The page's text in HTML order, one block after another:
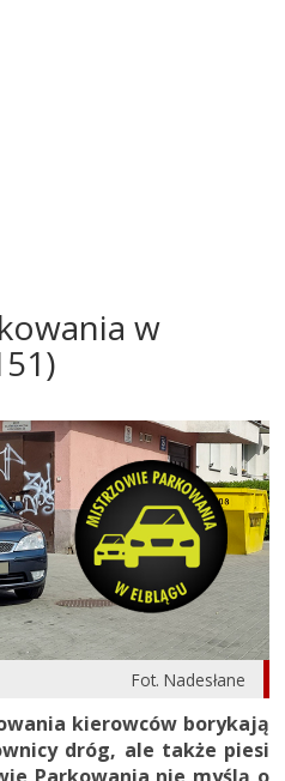
w
Fot. Nadesłane
kierowców borykają
dróg, ale także piesi